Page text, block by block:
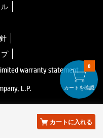
カートに入れる
0
カートを確認
warranty statement
L.P.